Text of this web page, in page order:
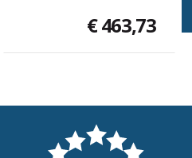
€ 463,73